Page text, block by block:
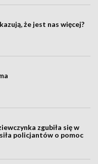
że jest nas więcej?
zgubiła się w
policjantów o pomoc